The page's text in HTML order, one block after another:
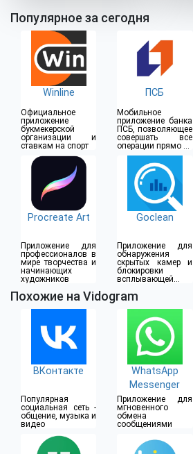
Популярное за сегодня
Winline
Официальное
приложение
букмекерской
организации и
ставкам на спорт
ПСБ
Мобильное
приложение банка
ПСБ, позволяющее
совершать все
операции прямо из
дома
Procreate Art
Приложение для
профессионалов в
мире творчества и
начинающих
художников
Goclean
Приложение для
обнаружения
скрытых камер и
блокировки
всплывающей
Похожие на Vidogram
ВКонтакте
Популярная
социальная сеть -
общение, музыка и
видео
WhatsApp
Messenger
Приложение для
мгновенного
обмена
сообщениями